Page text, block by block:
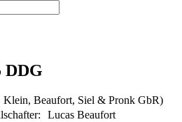
DDG
Beaufort, Siel & Pronk GbR)
Lucas Beaufort